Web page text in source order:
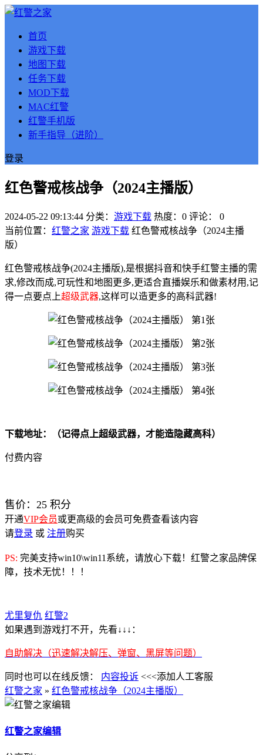
首页
游戏下载
地图下载
任务下载
MOD下载
MAC红警
红警手机版
新手指导（进阶）
登录
红色警戒核战争（2024主播版）
2024-05-22 09:13:44 分类： 游戏下载 热度：0 评论：
0
当前位置： 红警之家 游戏下载 红色警戒核战争（2024主播
版）
红色警戒核战争(2024主播版),是根据抖音和快手红警主播的需
求,修改而成,可玩性和地图更多,更适合直播娱乐和做素材用,记
得一点要点上超级武器,这样可以造更多的高科武器!
下载地址：（记得点上超级武器，才能造隐藏高科）
付费内容
售价： 25 积分
开通VIP会员或更高级的会员可免费查看该内容
请登录 或 注册购买
PS: 完美支持win10\win11系统，请放心下载！红警之家品牌保
障，技术无忧！！！
尤里复仇 红警2
如果遇到游戏打不开，先看↓↓↓：
自助解决（迅速解决解压、弹窗、黑屏等问题）
同时也可以在线反馈： 内容投诉 <<<添加人工客服
红警之家 » 红色警戒核战争（2024主播版）
红警之家编辑